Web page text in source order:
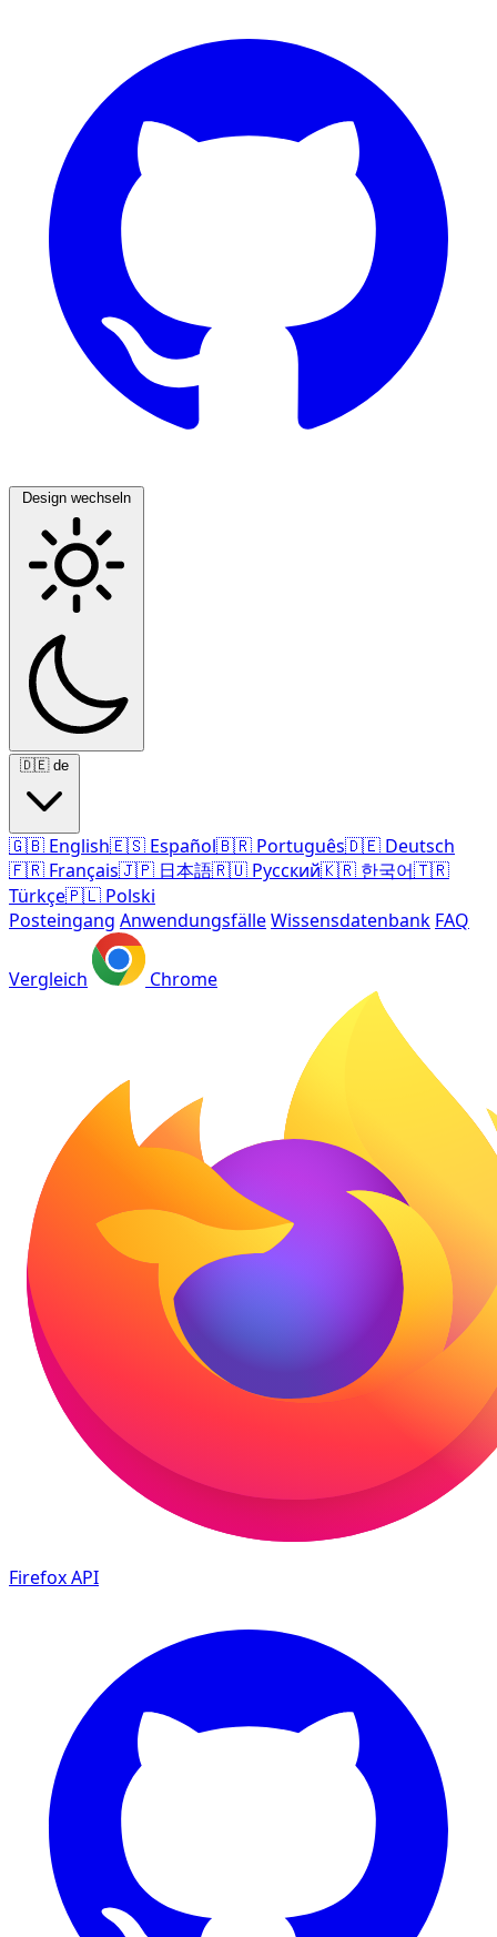
Design wechseln
🇩🇪 de
🇬🇧 English🇪🇸 Español🇧🇷 Português🇩🇪 Deutsch
🇫🇷 Français🇯🇵 日本語🇷🇺 Русский🇰🇷 한국어🇹🇷
Türkçe🇵🇱 Polski
Posteingang AnwendungsfälleWissensdatenbank FAQ
Vergleich Chrome
FirefoxAPI